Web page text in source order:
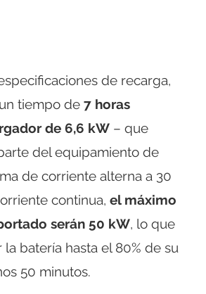
de recarga,
tiempo de 7 horas
de 6,6 kW – que
del equipamiento de
de corriente alterna a 30
continua, el máximo
serán 50 kW, lo que
batería hasta el 80% de su
50 minutos.